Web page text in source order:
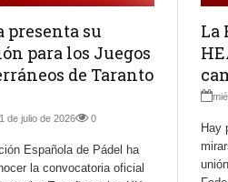
presenta su
para los Juegos
de Taranto
de julio de 2026 0
Española de Pádel ha
la convocatoria oficial
La
Hay